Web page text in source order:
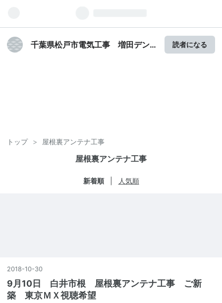
千葉県松戸市電気工事 増田デン
読者になる
トップ > 屋根裏アンテナ工事
屋根裏アンテナ工事
新着順 人気順
2018-10-30
9月10日 白井市根 屋根裏アンテナ工事 ご新
築 東京ＭＸ視聴希望